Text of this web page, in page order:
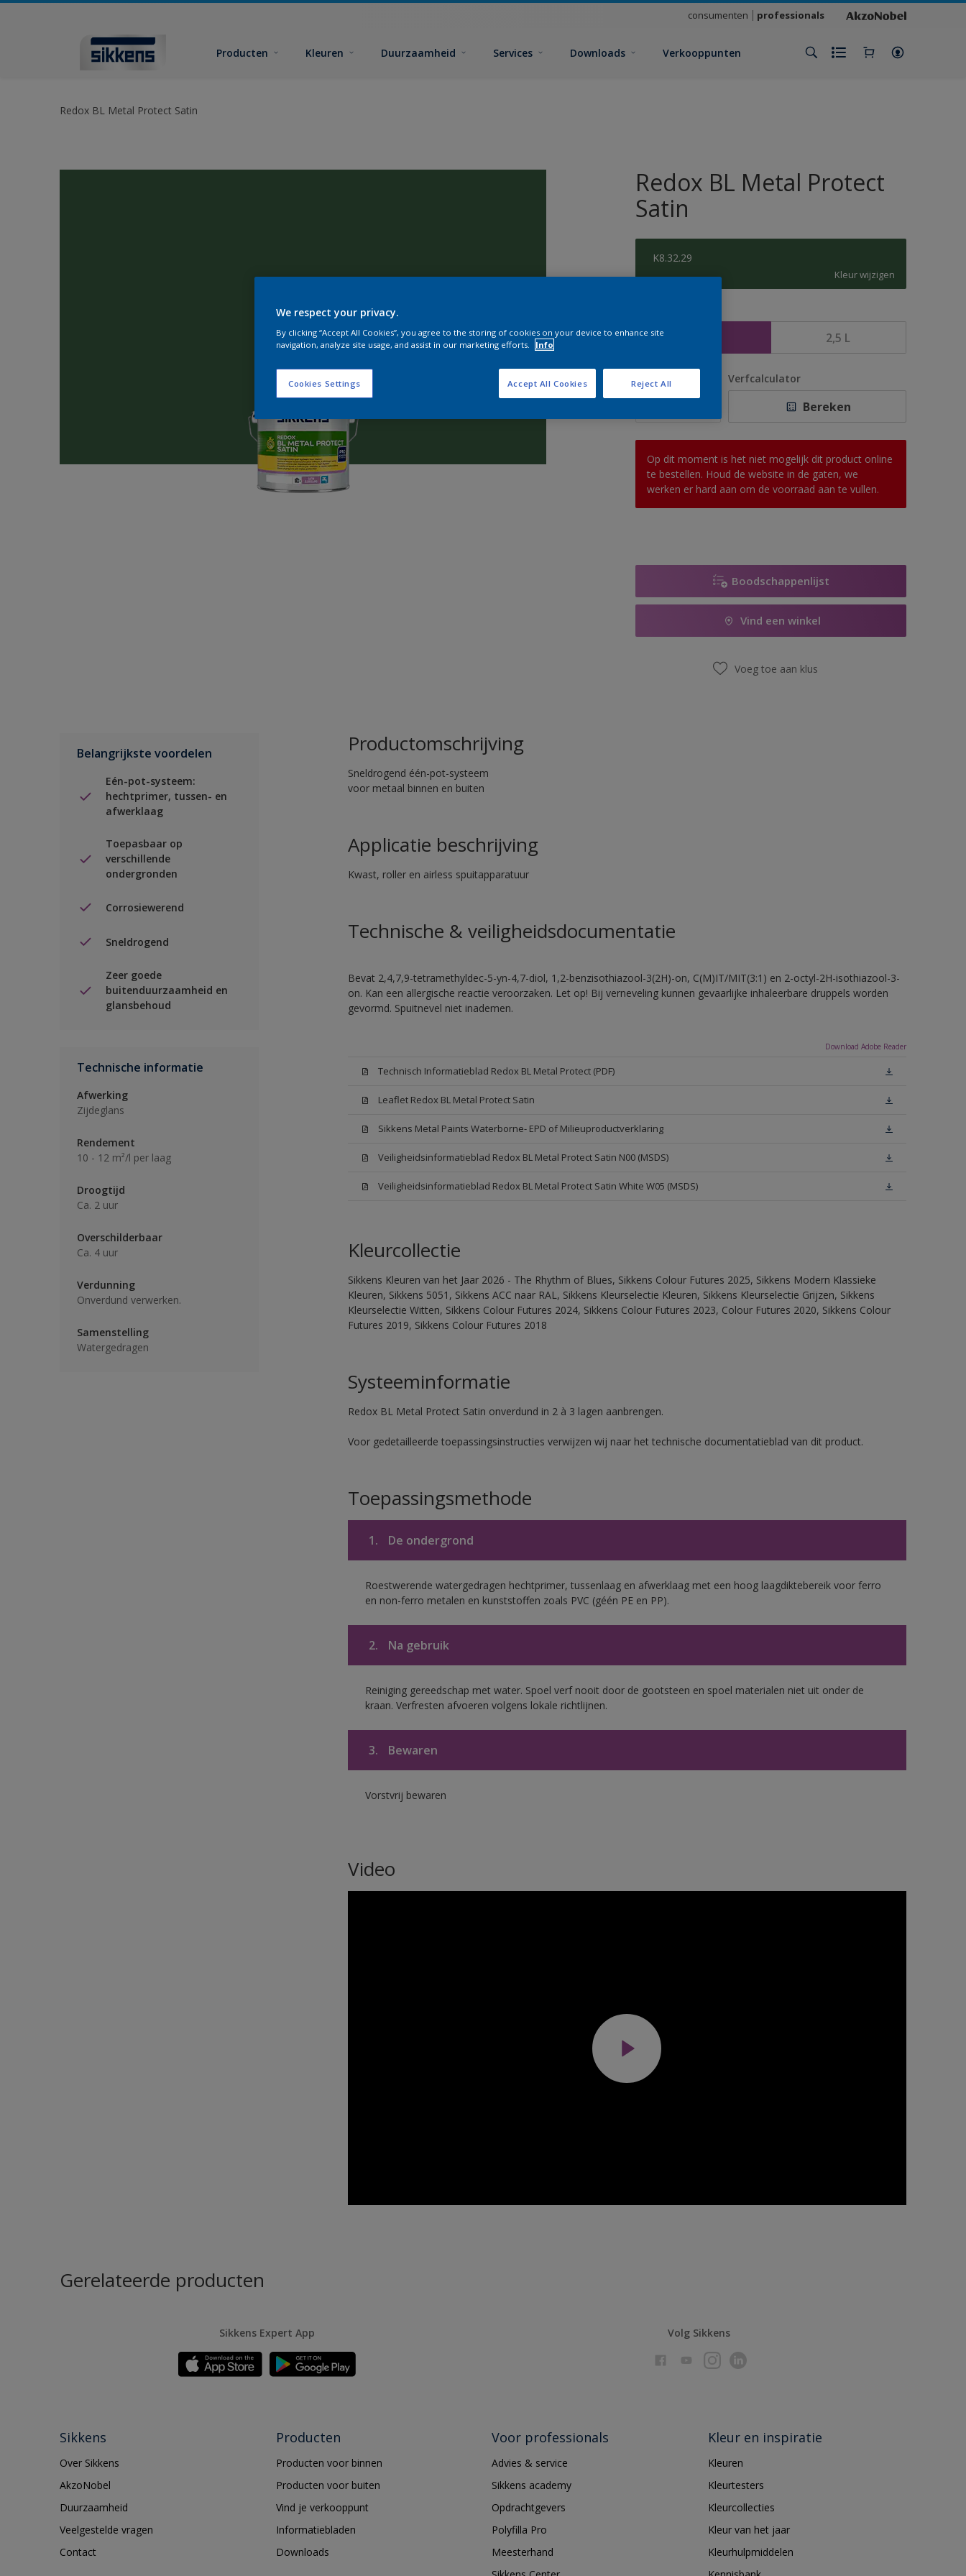
consumenten professionals
Producten Kleuren Duurzaamheid Services Downloads Verkooppunten
Redox BL Metal Protect Satin
Redox BL Metal Protect
Satin
K8.32.29
Kleur wijzigen
2,5 L
Aantal Verfcalculator
Bereken
Op dit moment is het niet mogelijk dit product online
te bestellen. Houd de website in de gaten, we
werken er hard aan om de voorraad aan te vullen.
Boodschappenlijst
Vind een winkel
Voeg toe aan klus
Belangrijkste voordelen
Eén-pot-systeem:
hechtprimer, tussen- en
afwerklaag
Toepasbaar op
verschillende
ondergronden
Corrosiewerend
Sneldrogend
Zeer goede
buitenduurzaamheid en
glansbehoud
Technische informatie
Afwerking
Zijdeglans
Rendement
10 - 12 m²/l per laag
Droogtijd
Ca. 2 uur
Overschilderbaar
Ca. 4 uur
Verdunning
Onverdund verwerken.
Samenstelling
Watergedragen
Productomschrijving
Sneldrogend één-pot-systeem
voor metaal binnen en buiten
Applicatie beschrijving
Kwast, roller en airless spuitapparatuur
Technische & veiligheidsdocumentatie
Bevat 2,4,7,9-tetramethyldec-5-yn-4,7-diol, 1,2-benzisothiazool-3(2H)-on, C(M)IT/MIT(3:1) en 2-octyl-2H-isothiazool-3-
on. Kan een allergische reactie veroorzaken. Let op! Bij verneveling kunnen gevaarlijke inhaleerbare druppels worden
gevormd. Spuitnevel niet inademen.
Download Adobe Reader
Technisch Informatieblad Redox BL Metal Protect (PDF)
Leaflet Redox BL Metal Protect Satin
Sikkens Metal Paints Waterborne- EPD of Milieuproductverklaring
Veiligheidsinformatieblad Redox BL Metal Protect Satin N00 (MSDS)
Veiligheidsinformatieblad Redox BL Metal Protect Satin White W05 (MSDS)
Kleurcollectie
Sikkens Kleuren van het Jaar 2026 - The Rhythm of Blues, Sikkens Colour Futures 2025, Sikkens Modern Klassieke
Kleuren, Sikkens 5051, Sikkens ACC naar RAL, Sikkens Kleurselectie Kleuren, Sikkens Kleurselectie Grijzen, Sikkens
Kleurselectie Witten, Sikkens Colour Futures 2024, Sikkens Colour Futures 2023, Colour Futures 2020, Sikkens Colour
Futures 2019, Sikkens Colour Futures 2018
Systeeminformatie
Redox BL Metal Protect Satin onverdund in 2 à 3 lagen aanbrengen.
Voor gedetailleerde toepassingsinstructies verwijzen wij naar het technische documentatieblad van dit product.
Toepassingsmethode
1. De ondergrond
Roestwerende watergedragen hechtprimer, tussenlaag en afwerklaag met een hoog laagdiktebereik voor ferro
en non-ferro metalen en kunststoffen zoals PVC (géén PE en PP).
2. Na gebruik
Reiniging gereedschap met water. Spoel verf nooit door de gootsteen en spoel materialen niet uit onder de
kraan. Verfresten afvoeren volgens lokale richtlijnen.
3. Bewaren
Vorstvrij bewaren
Video
Gerelateerde producten
Sikkens Expert App Volg Sikkens
Sikkens
Over Sikkens
AkzoNobel
Duurzaamheid
Veelgestelde vragen
Contact
Producten
Producten voor binnen
Producten voor buiten
Vind je verkooppunt
Informatiebladen
Downloads
Voor professionals
Advies & service
Sikkens academy
Opdrachtgevers
Polyfilla Pro
Meesterhand
Kleur en inspiratie
Kleuren
Kleurtesters
Kleurcollecties
Kleur van het jaar
Kleurhulpmiddelen
We respect your privacy.
By clicking “Accept All Cookies”, you agree to the storing of cookies on your device to enhance site
navigation, analyze site usage, and assist in our marketing efforts.
Info
Cookies Settings Reject All
Accept All Cookies